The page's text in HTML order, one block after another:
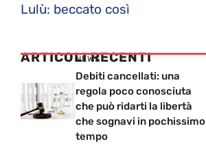
Lulù: beccato così
ARTICOLI RECENTI
NEWS
Debiti cancellati: una
regola poco conosciuta
che può ridarti la libertà
che sognavi in pochissimo
tempo